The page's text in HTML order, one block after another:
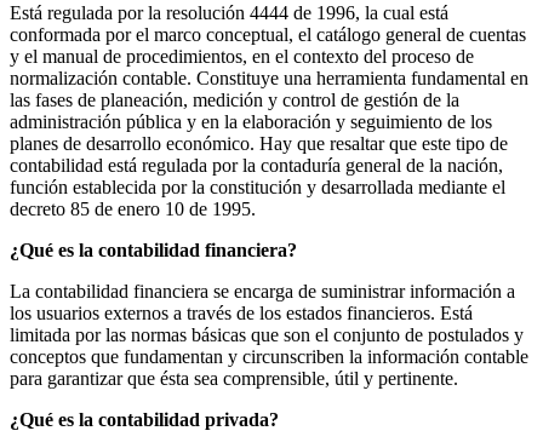
Está regulada por la resolución 4444 de 1996, la cual está
conformada por el marco conceptual, el catálogo general de cuentas
y el manual de procedimientos, en el contexto del proceso de
normalización contable. Constituye una herramienta fundamental en
las fases de planeación, medición y control de gestión de la
administración pública y en la elaboración y seguimiento de los
planes de desarrollo económico. Hay que resaltar que este tipo de
contabilidad está regulada por la contaduría general de la nación,
función establecida por la constitución y desarrollada mediante el
decreto 85 de enero 10 de 1995.
¿Qué es la contabilidad financiera?
La contabilidad financiera se encarga de suministrar información a
los usuarios externos a través de los estados financieros. Está
limitada por las normas básicas que son el conjunto de postulados y
conceptos que fundamentan y circunscriben la información contable
para garantizar que ésta sea comprensible, útil y pertinente.
¿Qué es la contabilidad privada?